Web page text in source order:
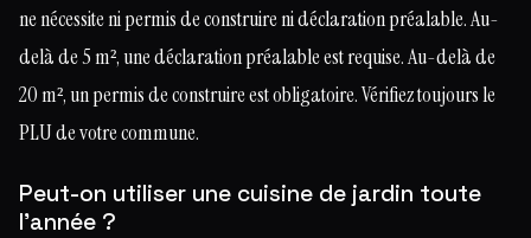
ne nécessite ni permis de construire ni déclaration préalable. Au-
delà de 5 m², une déclaration préalable est requise. Au-delà de
20 m², un permis de construire est obligatoire. Vérifiez toujours le
PLU de votre commune.
Peut-on utiliser une cuisine de jardin toute
l'année ?